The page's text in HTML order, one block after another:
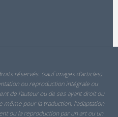
réservés. (sauf images d'articles)
ou reproduction intégrale ou
de l'auteur ou de ses ayant droit ou
même pour la traduction, l'adaptation
ou la reproduction par un art ou un